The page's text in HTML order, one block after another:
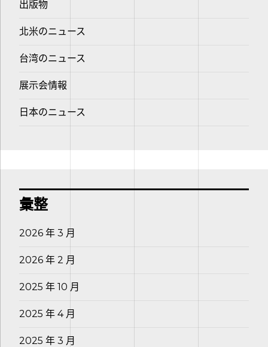
出版物
北米のニュース
台湾のニュース
展示会情報
日本のニュース
彙整
2026 年 3 月
2026 年 2 月
2025 年 10 月
2025 年 4 月
2025 年 3 月